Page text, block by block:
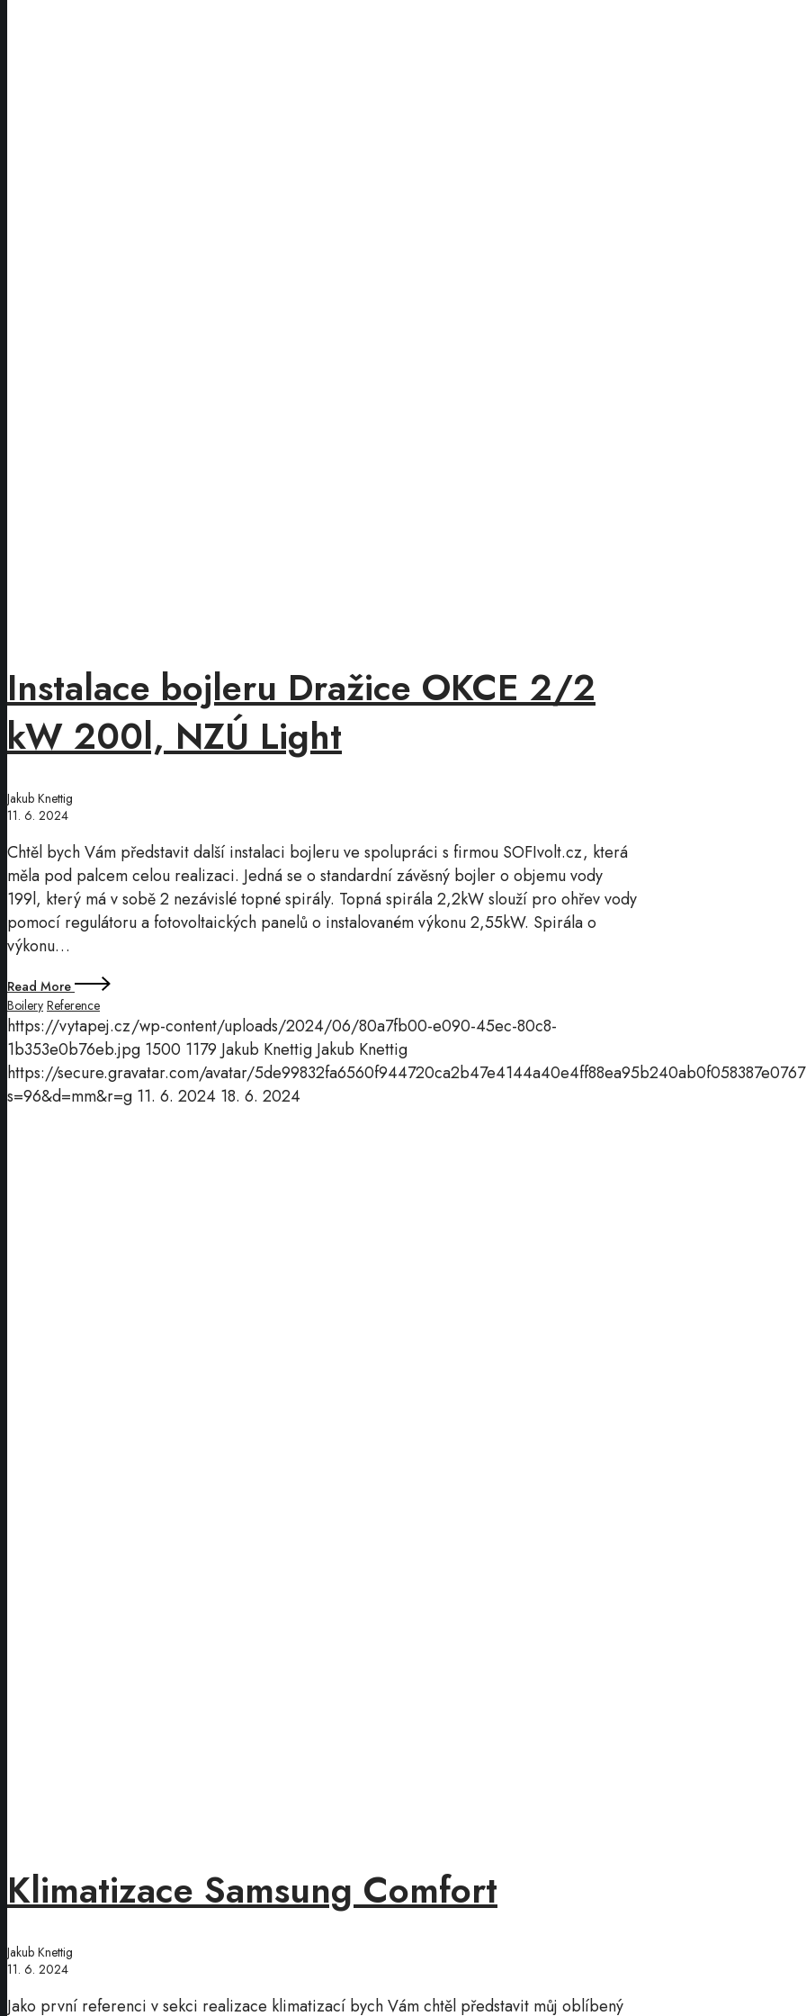
Instalace bojleru Dražice OKCE 2/2
kW 200l, NZÚ Light
Jakub Knettig
11. 6. 2024
Chtěl bych Vám představit další instalaci bojleru ve spolupráci s firmou SOFIvolt.cz, která
měla pod palcem celou realizaci. Jedná se o standardní závěsný bojler o objemu vody
199l, který má v sobě 2 nezávislé topné spirály. Topná spirála 2,2kW slouží pro ohřev vody
pomocí regulátoru a fotovoltaických panelů o instalovaném výkonu 2,55kW. Spirála o
výkonu…
Read More
Boilery Reference
https://vytapej.cz/wp-content/uploads/2024/06/80a7fb00-e090-45ec-80c8-
1b353e0b76eb.jpg 1500 1179 Jakub Knettig Jakub Knettig
https://secure.gravatar.com/avatar/
s=96&d=mm&r=g 11. 6. 2024 18. 6. 2024
Klimatizace Samsung Comfort
Jakub Knettig
11. 6. 2024
Jako první referenci v sekci realizace klimatizací bych Vám chtěl představit můj oblíbený